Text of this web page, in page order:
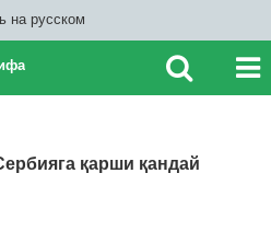
на русском
қарши қандай